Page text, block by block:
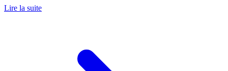
Lire la suite